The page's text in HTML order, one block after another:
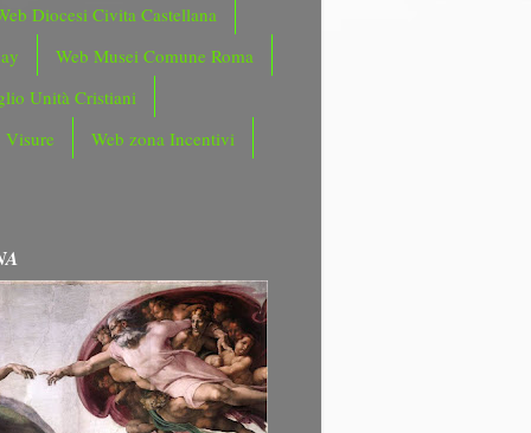
Diocesi Civita Castellana
Web Musei Comune Roma
Unità Cristiani
Visure
Web zona Incentivi